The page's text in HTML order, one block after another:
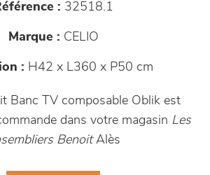
: 32518.1
Marque : CELIO
: H42 x L360 x P50 cm
Banc TV composable Oblik est
dans votre magasin Les
BenoitAlès